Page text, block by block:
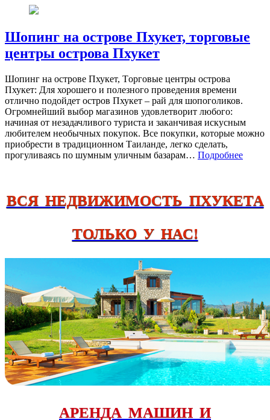
Шопинг на острове Пхукет, торговые
центры острова Пхукет
Шопинг на острове Пхукет, Tорговые центры острова
Пхукет: Для хорошего и полезного проведения времени
отлично подойдет остров Пхукет – рай для шопоголиков.
Огромнейший выбор магазинов удовлетворит любого:
начиная от незадачливого туриста и заканчивая искусным
любителем необычных покупок. Все покупки, которые можно
приобрести в традиционном Таиланде, легко сделать,
прогуливаясь по шумным уличным базарам… Подробнее
ВСЯ НЕДВИЖИМОСТЬ ПХУКЕТА
ТОЛЬКО У НАС!
АРЕНДА МАШИН И